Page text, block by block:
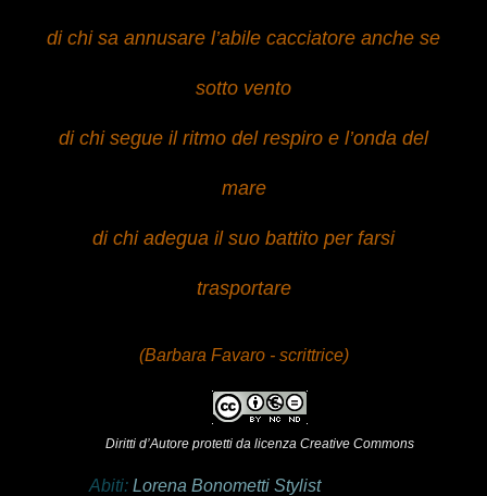
di chi sa annusare l’abile cacciatore anche se
sotto vento
di chi segue il ritmo del respiro e l’onda del
mare
di chi adegua il suo battito per farsi
trasportare
(Barbara Favaro - scrittrice)
Diritti d’Autore protetti da licenza Creative Commons
Abiti: Lorena Bonometti Stylist